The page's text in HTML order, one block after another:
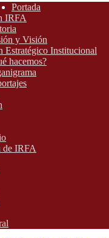
Portada
IRFA
y Visión
Estratégico Institucional
hacemos?
de IRFA